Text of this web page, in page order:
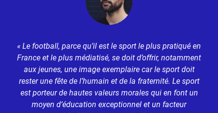
« Le football, parce qu’il est le sport le plus pratiqué en
France et le plus médiatisé, se doit d’offrir, notamment
aux jeunes, une image exemplaire car le sport doit
rester une fête de l’humain et de la fraternité. Le sport
est porteur de hautes valeurs morales qui en font un
moyen d’éducation exceptionnel et un facteur